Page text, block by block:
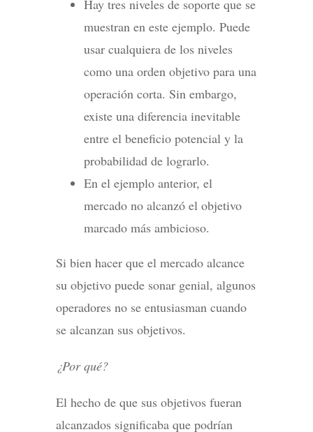
Hay tres niveles de soporte que se
muestran en este ejemplo. Puede
usar cualquiera de los niveles
como una orden objetivo para una
operación corta. Sin embargo,
existe una diferencia inevitable
entre el beneficio potencial y la
probabilidad de lograrlo.
En el ejemplo anterior, el
mercado no alcanzó el objetivo
marcado más ambicioso.
Si bien hacer que el mercado alcance
su objetivo puede sonar genial, algunos
operadores no se entusiasman cuando
se alcanzan sus objetivos.
¿Por qué?
El hecho de que sus objetivos fueran
alcanzados significaba que podrían